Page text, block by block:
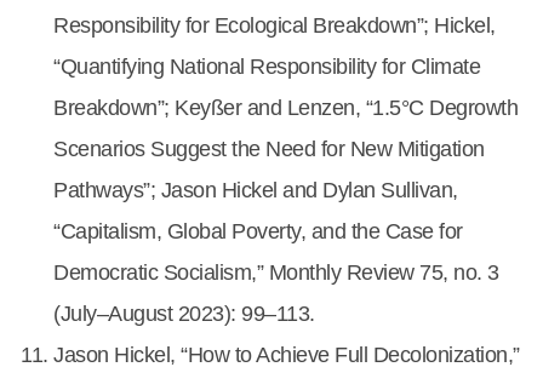
Responsibility for Ecological Breakdown”; Hickel,
“Quantifying National Responsibility for Climate
Breakdown”; Keyßer and Lenzen, “1.5°C Degrowth
Scenarios Suggest the Need for New Mitigation
Pathways”; Jason Hickel and Dylan Sullivan,
“Capitalism, Global Poverty, and the Case for
Democratic Socialism,” Monthly Review 75, no. 3
(July–August 2023): 99–113.
Jason Hickel, “How to Achieve Full Decolonization,”